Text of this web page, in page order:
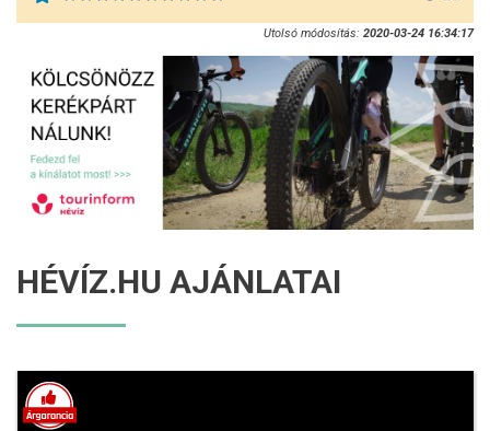
Utolsó módosítás: 2020-03-24 16:34:17
HÉVÍZ.HU AJÁNLATAI